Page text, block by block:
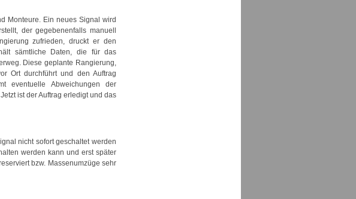
Monteure. Ein neues Signal wird
der gegebenenfalls manuell
zufrieden, druckt er den
sämtliche Daten, die für das
. Diese geplante Rangierung
Ort durchführt und den Auftrag
eventuelle Abweichungen der
ist der Auftrag erledigt und das
nicht sofort geschaltet werden
werden kann und erst später
bzw. Massenumzüge sehr